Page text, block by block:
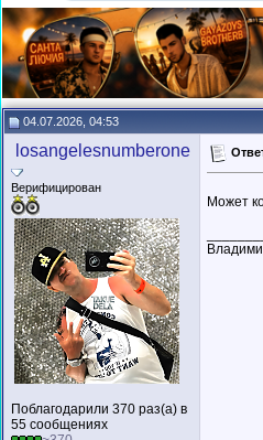
04.07.2026, 04:53
losangelesnumberone
Верифицирован
Поблагодарили 370 раз(а) в
55 сообщениях
Может